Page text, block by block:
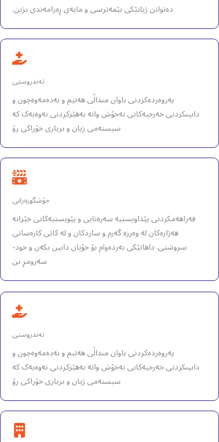
دەتوانن ژیانێکی بێمەترسی و مایەی ڕەزامەندی بژین.
تەندروستی
پەروەردەکردنی باوان منداڵی هەتیم و بەدەمەوەچون و
دابینکردنی خەرجیەکانی نەخۆش واتە بەهێزکردنی نەوەیەک کە
سیستەمی ژیان و بریاری خۆراکی رۆ
خۆشگوزەرانی
فەراهەمکردنی پێداویستیە سەرەتایی و پێویستیەکانی خێزانە
هەژارەکان لە وەرزە گەرم و ساردکان و لە کاتی کارەساتی
سروشتی. داهاتێکی بەردەوام بۆ خۆیان دابین بکەن و خود-
سەرومڕ بن
تەندروستی
پەروەردەکردنی باوان منداڵی هەتیم و بەدەمەوەچون و
دابینکردنی خەرجیەکانی نەخۆش واتە بەهێزکردنی نەوەیەک کە
سیستەمی ژیان و بریاری خۆراکی رۆ